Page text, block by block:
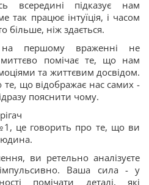
всередині підказує нам
так працює інтуїція, і часом
більше, ніж здається.
на першому враженні не
помічає те, що нам
та життєвим досвідом.
що відображає нас самих -
пояснити чому.
це говорить про те, що ви
ви ретельно аналізуєте
імпульсивно. Ваша сила - у
помічати деталі, які